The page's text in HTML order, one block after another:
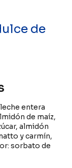
de
entera
de maíz,
almidón
y carmín,
sorbato de